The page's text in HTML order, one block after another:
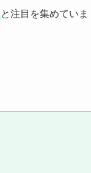
と注目を集めていま